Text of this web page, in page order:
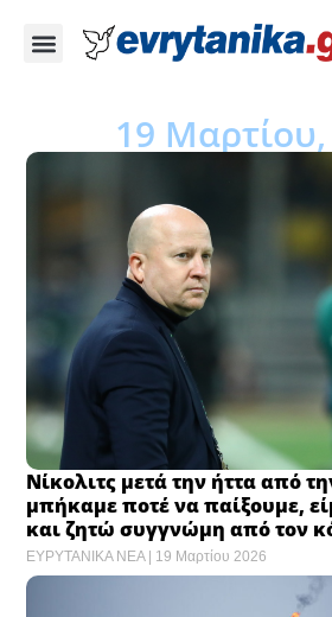
19
Νίκολιτς μετά την ήττα από
μπήκαμε ποτέ να παίξουμε,
και ζητώ συγγνώμη από τον
ΕΥΡΥΤΑΝΙΚΑ ΝΕΑ 19 Μαρτίου 2026